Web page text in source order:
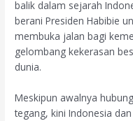
balik dalam sejarah
berani Presiden Habibie
membuka jalan bagi
gelombang kekerasan
dunia.
Meskipun awalnya
tegang, kini Indonesia